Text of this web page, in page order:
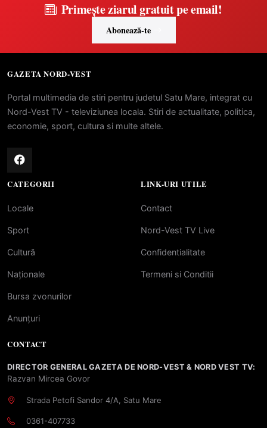
Primește ziarul gratuit pe email!
Abonează-te
GAZETA NORD-VEST
Portal multimedia de stiri pentru judetul Satu Mare, integrat cu
Nord-Vest TV - televiziunea locala. Stiri de actualitate, politica,
economie, sport, cultura si multe altele.
CATEGORII
Locale
Sport
Cultură
Naționale
Bursa zvonurilor
Anunțuri
LINK-URI UTILE
Contact
Nord-Vest TV Live
Confidentialitate
Termeni si Conditii
CONTACT
DIRECTOR GENERAL GAZETA DE NORD-VEST & NORD VEST TV:
Razvan Mircea Govor
Strada Petofi Sandor 4/A, Satu Mare
0361-407733